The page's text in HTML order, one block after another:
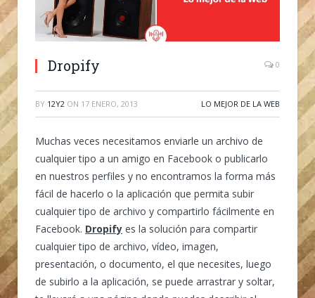
Dropify 0
BY 12Y2 ON 17 ENERO, 2013 LO MEJOR DE LA WEB
Muchas veces necesitamos enviarle un archivo de
cualquier tipo a un amigo en Facebook o publicarlo
en nuestros perfiles y no encontramos la forma más
fácil de hacerlo o la aplicación que permita subir
cualquier tipo de archivo y compartirlo fácilmente en
Facebook. Dropify es la solución para compartir
cualquier tipo de archivo, vídeo, imagen,
presentación, o documento, el que necesites, luego
de subirlo a la aplicación, se puede arrastrar y soltar,